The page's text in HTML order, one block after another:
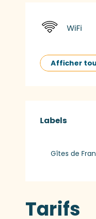
WiFi
Afficher
Labels
Labels
Gîtes de
Tarifs